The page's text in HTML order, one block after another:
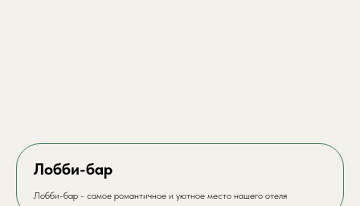
Лобби-бар
Лобби-бар - самое романтичное и уютное место нашего отеля